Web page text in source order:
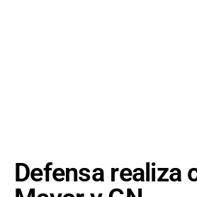
Defensa realiza